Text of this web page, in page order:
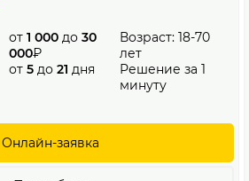
от 1 000 до 30
000₽
от 5 до 21 дня
Возраст: 18-70
лет
Решение за 1
минуту
Онлайн-заявка